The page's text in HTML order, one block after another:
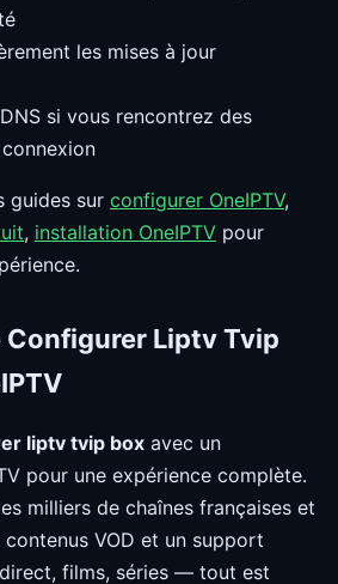
les mises à jour
si vous rencontrez des
guides sur configurer OneIPTV,
, installation OneIPTV pour
Configurer Liptv Tvip
liptv tvip box avec un
pour une expérience complète.
milliers de chaînes françaises et
VOD et un support
films, séries — tout est